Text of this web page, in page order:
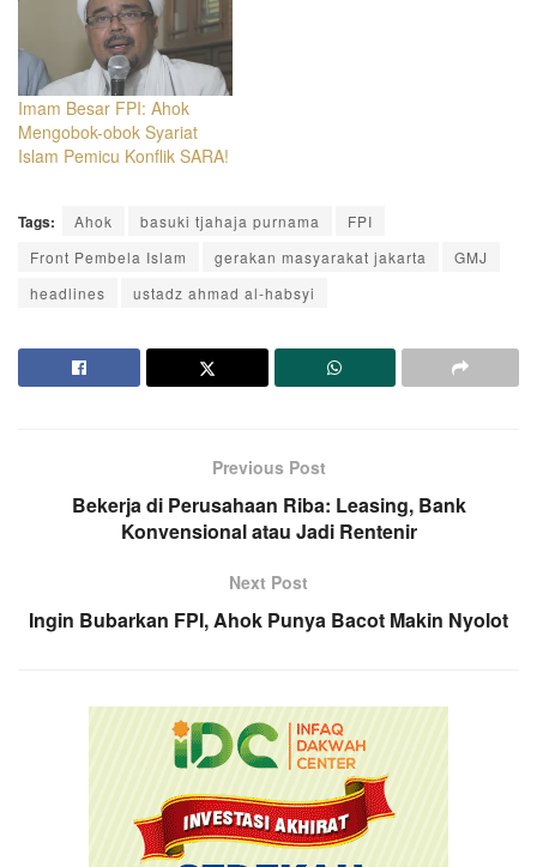
Imam Besar FPI: Ahok
Mengobok-obok Syariat
Islam Pemicu Konflik SARA!
Tags: Ahok basuki tjahaja purnama
FPI
Front Pembela Islam
gerakan masyarakat jakarta
GMJ
headlines
ustadz ahmad al-habsyi
Previous Post
Bekerja di Perusahaan Riba: Leasing, Bank
Konvensional atau Jadi Rentenir
Next Post
Ingin Bubarkan FPI, Ahok Punya Bacot Makin Nyolot